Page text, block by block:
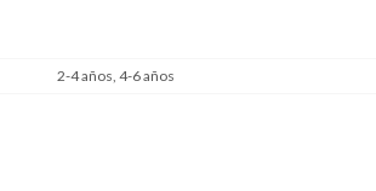
2-4 años, 4-6 años